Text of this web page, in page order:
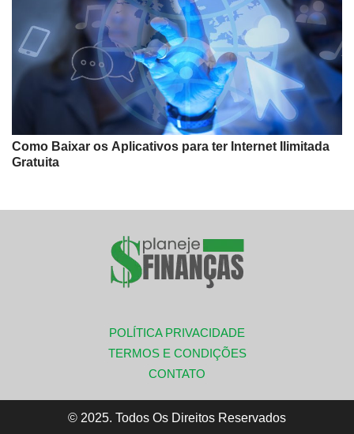
Como Baixar os Aplicativos para ter Internet Ilimitada
Gratuita
POLÍTICA PRIVACIDADE
TERMOS E CONDIÇÕES
CONTATO
© 2025. Todos Os Direitos Reservados